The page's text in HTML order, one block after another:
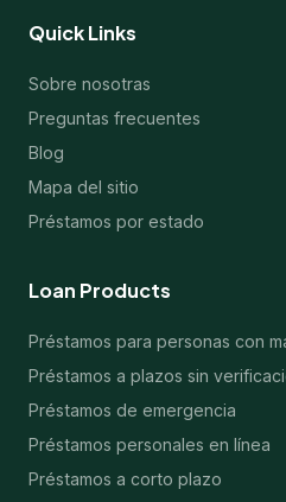
Quick Links
Sobre nosotras
Preguntas frecuentes
Blog
Mapa del sitio
Préstamos por estado
Loan Products
Préstamos para personas con
Préstamos a plazos sin
Préstamos de emergencia
Préstamos personales en línea
Préstamos a corto plazo